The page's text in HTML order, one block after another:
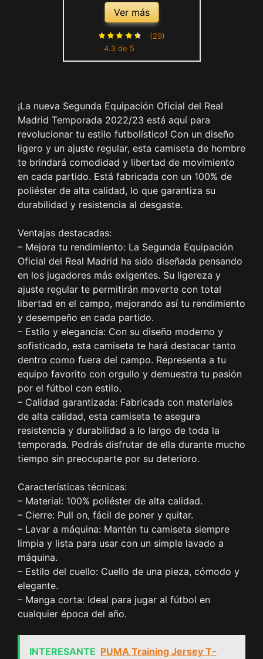
Equipación - Temporada
22/23 - Réplica Oficial
Autorizada con Licencia -
100% poliéster - Dorsal Liso
Ver más
4.3 de 5
(29)
¡La nueva Segunda Equipación Oficial del Real
Madrid Temporada 2022/23 está aquí para
revolucionar tu estilo futbolístico! Con un diseño
ligero y un ajuste regular, esta camiseta de hombre
te brindará comodidad y libertad de movimiento
en cada partido. Está fabricada con un 100% de
poliéster de alta calidad, lo que garantiza su
durabilidad y resistencia al desgaste.
Ventajas destacadas:
– Mejora tu rendimiento: La Segunda Equipación
Oficial del Real Madrid ha sido diseñada pensando
en los jugadores más exigentes. Su ligereza y
ajuste regular te permitirán moverte con total
libertad en el campo, mejorando así tu rendimiento
y desempeño en cada partido.
– Estilo y elegancia: Con su diseño moderno y
sofisticado, esta camiseta te hará destacar tanto
dentro como fuera del campo. Representa a tu
equipo favorito con orgullo y demuestra tu pasión
por el fútbol con estilo.
– Calidad garantizada: Fabricada con materiales
de alta calidad, esta camiseta te asegura
resistencia y durabilidad a lo largo de toda la
temporada. Podrás disfrutar de ella durante mucho
tiempo sin preocuparte por su deterioro.
Características técnicas:
– Material: 100% poliéster de alta calidad.
– Cierre: Pull on, fácil de poner y quitar.
– Lavar a máquina: Mantén tu camiseta siempre
limpia y lista para usar con un simple lavado a
máquina.
– Estilo del cuello: Cuello de una pieza, cómodo y
elegante.
– Manga corta: Ideal para jugar al fútbol en
cualquier época del año.
INTERESANTE PUMA Training Jersey T-